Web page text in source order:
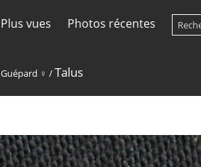
Plus vues Photos récentes
Guépard ♀ /Talus